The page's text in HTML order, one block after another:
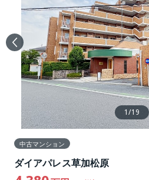
1/19
中古マンション
ダイアパレス草加松原